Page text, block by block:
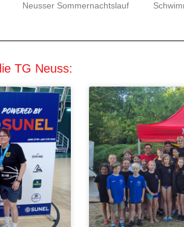
Neusser Sommernachtslauf
TG Neuss: